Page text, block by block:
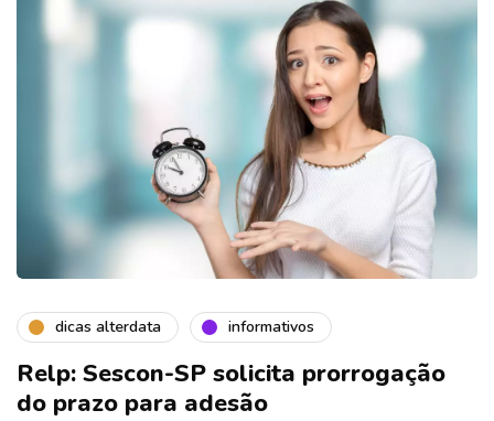
dicas alterdata informativos
Relp: Sescon-SP solicita prorrogação
do prazo para adesão